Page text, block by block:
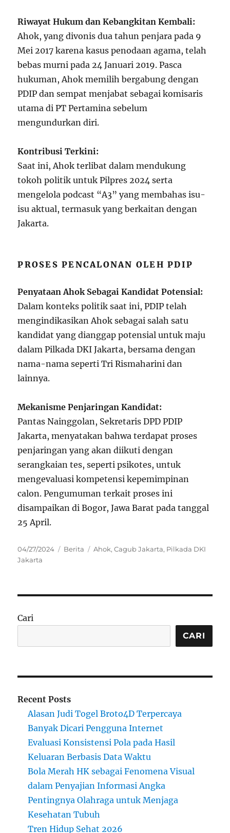
Riwayat Hukum dan Kebangkitan Kembali:
Ahok, yang divonis dua tahun penjara pada 9
Mei 2017 karena kasus penodaan agama, telah
bebas murni pada 24 Januari 2019. Pasca
hukuman, Ahok memilih bergabung dengan
PDIP dan sempat menjabat sebagai komisaris
utama di PT Pertamina sebelum
mengundurkan diri.
Kontribusi Terkini:
Saat ini, Ahok terlibat dalam mendukung
tokoh politik untuk Pilpres 2024 serta
mengelola podcast “A3” yang membahas isu-
isu aktual, termasuk yang berkaitan dengan
Jakarta.
PROSES PENCALONAN OLEH PDIP
Penyataan Ahok Sebagai Kandidat Potensial:
Dalam konteks politik saat ini, PDIP telah
mengindikasikan Ahok sebagai salah satu
kandidat yang dianggap potensial untuk maju
dalam Pilkada DKI Jakarta, bersama dengan
nama-nama seperti Tri Rismaharini dan
lainnya.
Mekanisme Penjaringan Kandidat:
Pantas Nainggolan, Sekretaris DPD PDIP
Jakarta, menyatakan bahwa terdapat proses
penjaringan yang akan diikuti dengan
serangkaian tes, seperti psikotes, untuk
mengevaluasi kompetensi kepemimpinan
calon. Pengumuman terkait proses ini
disampaikan di Bogor, Jawa Barat pada tanggal
25 April.
Posted
on
04/27/2024 Categories
Berita Tags
Ahok,Cagub Jakarta, Pilkada DKI
Jakarta
Cari
CARI
Recent Posts
Alasan Judi Togel Broto4D Terpercaya
Banyak Dicari Pengguna Internet
Evaluasi Konsistensi Pola pada Hasil
Keluaran Berbasis Data Waktu
Bola Merah HK sebagai Fenomena Visual
dalam Penyajian Informasi Angka
Pentingnya Olahraga untuk Menjaga
Kesehatan Tubuh
Tren Hidup Sehat 2026